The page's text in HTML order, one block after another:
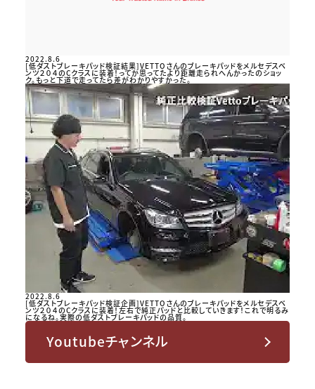
2022.8.6
[低ダストブレーキパッド検証結果]VETTOさんのブレーキパッドをメルセデスベ
ンツ２０４のCクラスに装着！ってか思ってたより距離走られへんかったのショッ
ク。もっと下道で走ってたら差がわかりやすかった。
2022.8.6
[低ダストブレーキパッド検証企画]VETTOさんのブレーキパッドをメルセデスベ
ンツ２０４のCクラスに装着！左右で純正パッドと比較していきます！これで明るみ
になるね。実際の低ダストブレーキパッドの品質。
Youtubeチャンネル